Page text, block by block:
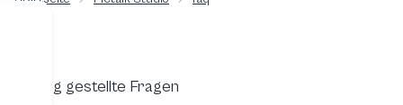
Häufig gestellte Fragen